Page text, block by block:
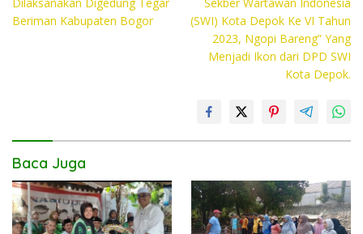
o A Li
Beriman Kabupaten Bogor
(SWI) Kota Depok Ke VI Tahun
2023, Ngopi Bareng” Yang
Menjadi Ikon dari DPD SWI
Kota Depok.
Baca Juga